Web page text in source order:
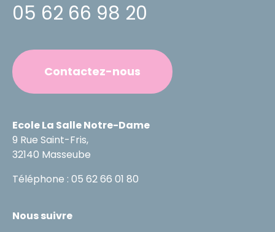
05 62 66 98 20
Contactez-nous
Ecole La Salle Notre-Dame
9 Rue Saint-Fris,
32140 Masseube
Téléphone : 05 62 66 01 80
Nous suivre